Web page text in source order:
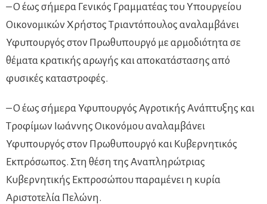
– Ο έως σήμερα Γενικός Γραμματέας του Υπουργείου
Οικονομικών Χρήστος Τριαντόπουλος αναλαμβάνει
Υφυπουργός στον Πρωθυπουργό με αρμοδιότητα σε
θέματα κρατικής αρωγής και αποκατάστασης από
φυσικές καταστροφές.
– Ο έως σήμερα Υφυπουργός Αγροτικής Ανάπτυξης και
Τροφίμων Ιωάννης Οικονόμου αναλαμβάνει
Υφυπουργός στον Πρωθυπουργό και Κυβερνητικός
Εκπρόσωπος. Στη θέση της Αναπληρώτριας
Κυβερνητικής Εκπροσώπου παραμένει η κυρία
Αριστοτελία Πελώνη.